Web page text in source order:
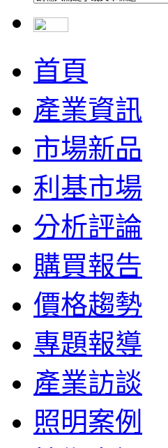
首頁
產業資訊
市場新品
利基市場
分析評論
購買報告
價格趨勢
專題報導
產業訪談
照明案例